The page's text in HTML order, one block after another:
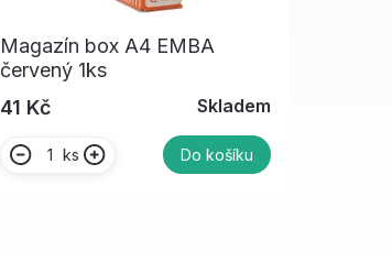
Magazín box A4 EMBA
červený 1ks
41 Kč
Skladem
ks Do košíku